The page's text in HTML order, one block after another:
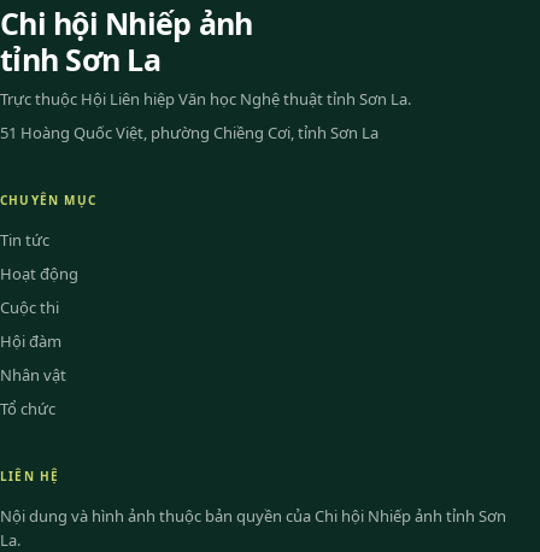
Chi hội Nhiếp ảnh
tỉnh Sơn La
Trực thuộc Hội Liên hiệp Văn học Nghệ thuật tỉnh Sơn La.
51 Hoàng Quốc Việt, phường Chiềng Cơi, tỉnh Sơn La
CHUYÊN MỤC
Tin tức
Hoạt động
Cuộc thi
Hội đàm
Nhân vật
Tổ chức
LIÊN HỆ
Nội dung và hình ảnh thuộc bản quyền của Chi hội Nhiếp ảnh tỉnh Sơn
La.